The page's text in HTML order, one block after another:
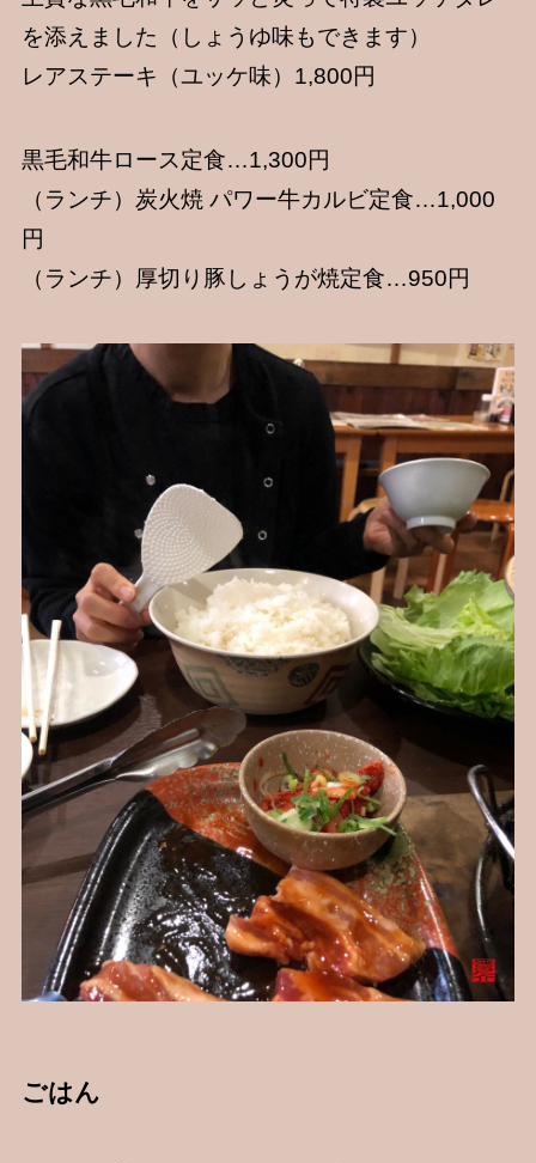
を添えました（しょうゆ味もできます）
レアステーキ（ユッケ味）1,800円
黒毛和牛ロース定食…1,300円
（ランチ）炭火焼 パワー牛カルビ定食…1,000
円
（ランチ）厚切り豚しょうが焼定食…950円
ごはん